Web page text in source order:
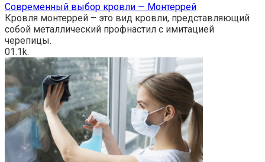
Современный выбор кровли — Монтеррей
Кровля монтеррей – это вид кровли, представляющий
собой металлический профнастил с имитацией
черепицы.
01.1k.